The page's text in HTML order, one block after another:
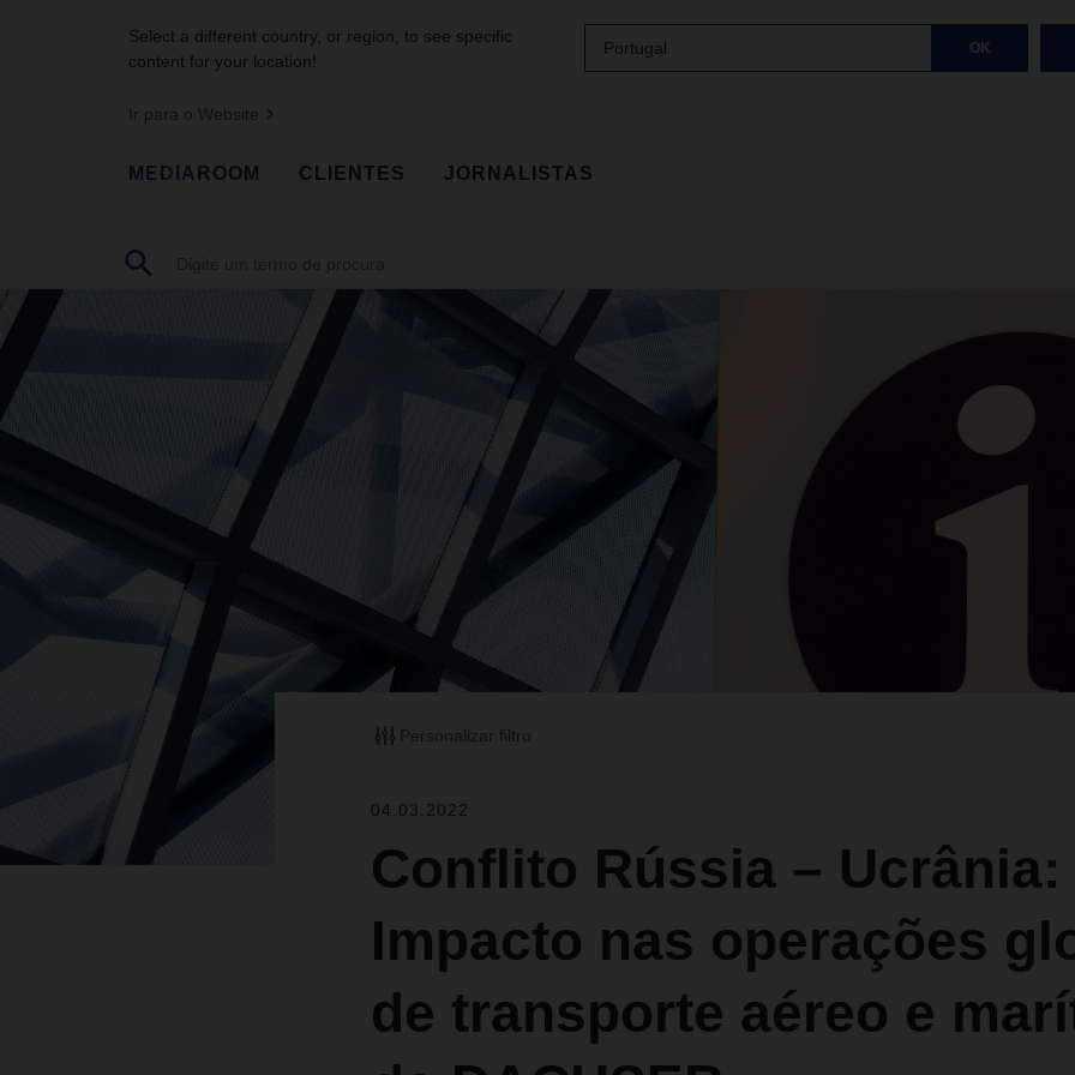
Select a different country, or region, to see specific
content for your location!
Portugal OK
Ir para o Website
MEDIAROOM CLIENTES JORNALISTAS
Personalizar filtro
04.03.2022
Conflito Rússia – Ucrânia:
Impacto nas operações
de transporte aéreo e